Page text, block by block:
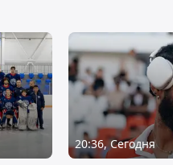
20:36, Сегодня